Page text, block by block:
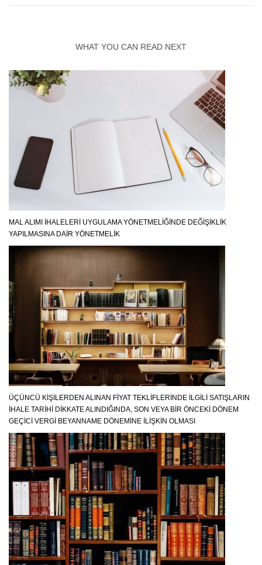
WHAT YOU CAN READ NEXT
MAL ALIMI İHALELERİ UYGULAMA YÖNETMELİĞİNDE DEĞİŞİKLİK
YAPILMASINA DAİR YÖNETMELİK
ÜÇÜNCÜ KIŞILERDEN ALINAN FIYAT TEKLIFLERINDE İLGILI SATIŞLARIN
İHALE TARIHI DIKKATE ALINDIĞINDA, SON VEYA BIR ÖNCEKI DÖNEM
GEÇICI VERGI BEYANNAME DÖNEMINE İLIŞKIN OLMASI